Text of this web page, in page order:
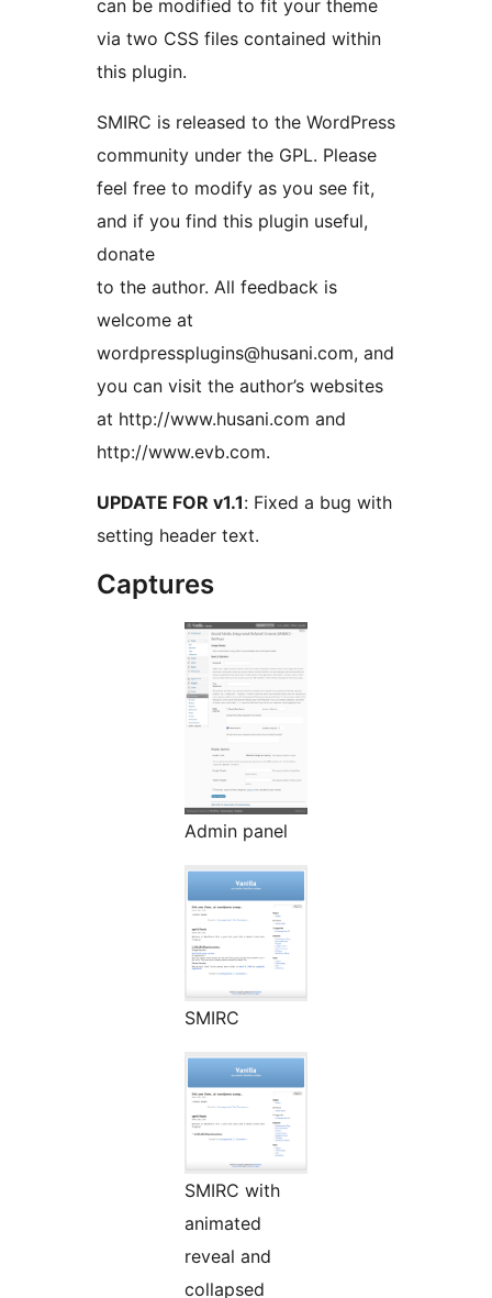
can be modified to fit your theme
via two CSS files contained within
this plugin.
SMIRC is released to the WordPress
community under the GPL. Please
feel free to modify as you see fit,
and if you find this plugin useful,
donate
to the author. All feedback is
welcome at
wordpressplugins@husani.com, and
you can visit the author’s websites
at http://www.husani.com and
http://www.evb.com.
UPDATE FOR v1.1: Fixed a bug with
setting header text.
Captures
Admin panel
SMIRC
SMIRC with
animated
reveal and
collapsed